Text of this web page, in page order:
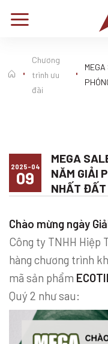
đến
Chương
trình ưu
đãi
2025-04
09
MEGA
NĂM GIẢI
NHẤT ĐẤT
Chào mừng ngày
Công ty TNHH Hiệp
hàng chương trình
mã sản phẩm
Quý 2 như sau: